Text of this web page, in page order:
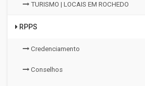
TURISMO | LOCAIS EM ROCHEDO
RPPS
Credenciamento
Conselhos